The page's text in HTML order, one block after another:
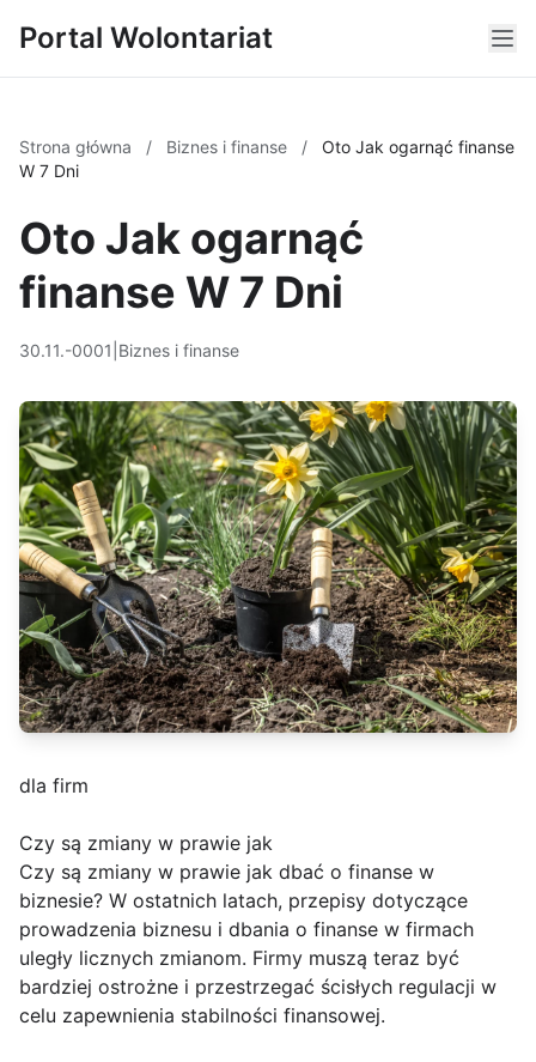
Portal Wolontariat
Strona główna / Biznes i finanse /
Oto Jak ogarnąć finanse
W 7 Dni
Oto Jak ogarnąć
finanse W 7 Dni
30.11.-0001 Biznes i finanse
dla firm
Czy są zmiany w prawie jak
Czy są zmiany w prawie jak dbać o finanse w
biznesie? W ostatnich latach, przepisy dotyczące
prowadzenia biznesu i dbania o finanse w firmach
uległy licznych zmianom. Firmy muszą teraz być
bardziej ostrożne i przestrzegać ścisłych regulacji w
celu zapewnienia stabilności finansowej.